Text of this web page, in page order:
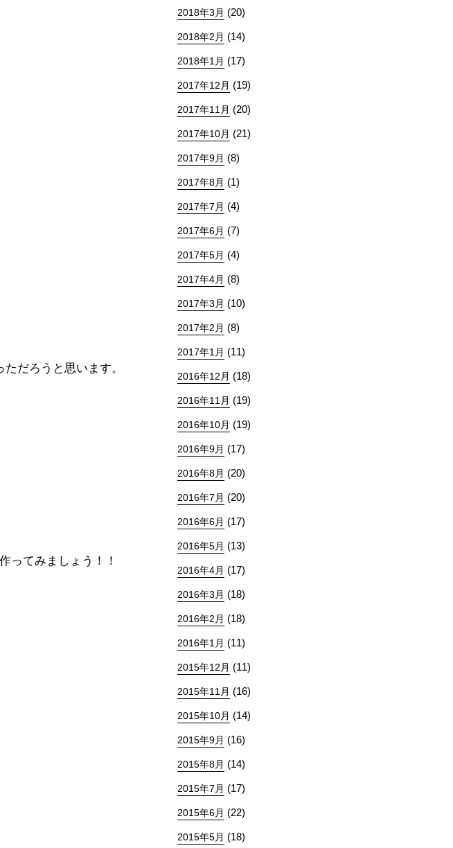
だろうと思います。
ってみましょう！！
2018年3月 (20)
2018年2月 (14)
2018年1月 (17)
2017年12月 (19)
2017年11月 (20)
2017年10月 (21)
2017年9月 (8)
2017年8月 (1)
2017年7月 (4)
2017年6月 (7)
2017年5月 (4)
2017年4月 (8)
2017年3月 (10)
2017年2月 (8)
2017年1月 (11)
2016年12月 (18)
2016年11月 (19)
2016年10月 (19)
2016年9月 (17)
2016年8月 (20)
2016年7月 (20)
2016年6月 (17)
2016年5月 (13)
2016年4月 (17)
2016年3月 (18)
2016年2月 (18)
2016年1月 (11)
2015年12月 (11)
2015年11月 (16)
2015年10月 (14)
2015年9月 (16)
2015年8月 (14)
2015年7月 (17)
2015年6月 (22)
2015年5月 (18)